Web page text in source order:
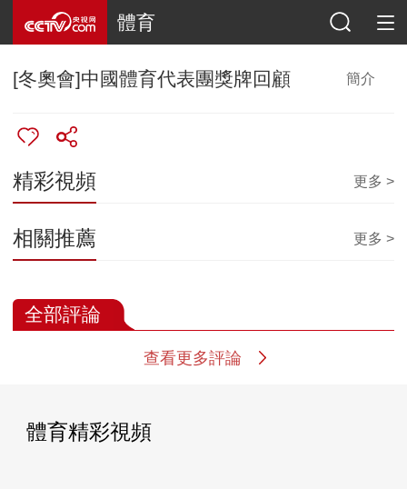
體育
[冬奧會]中國體育代表團獎牌回顧 簡介
精彩視頻 更多 >
相關推薦 更多 >
全部評論
查看更多評論
體育精彩視頻